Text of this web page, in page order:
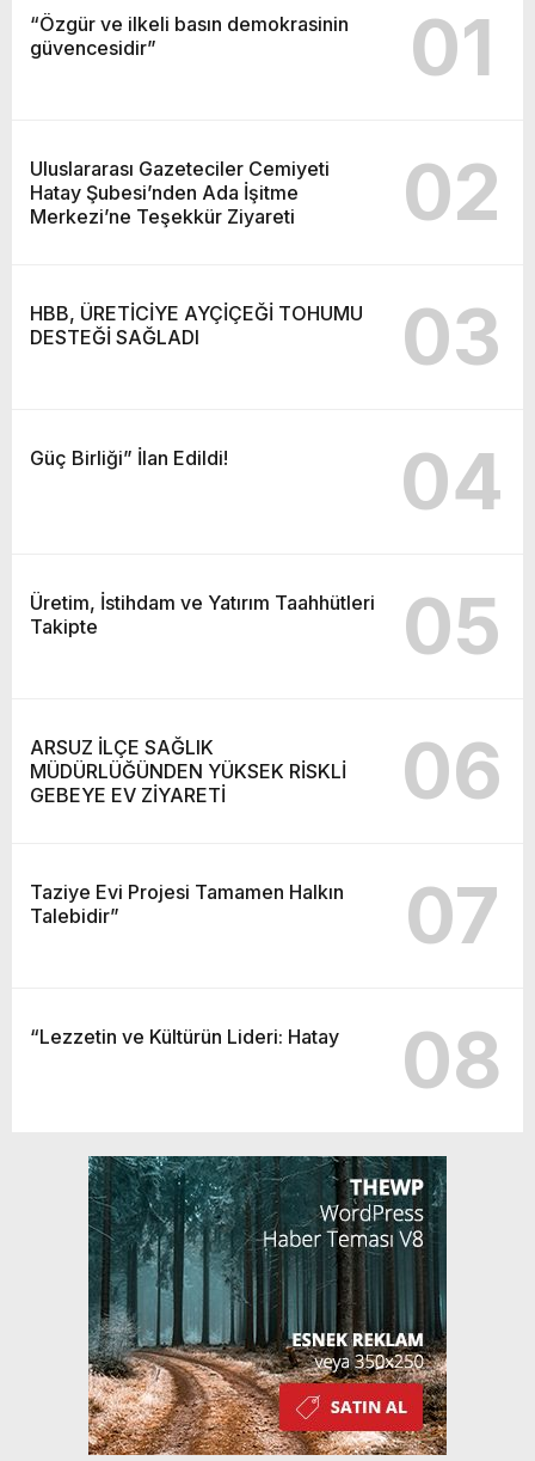
“Özgür ve ilkeli basın demokrasinin
güvencesidir”
01
Uluslararası Gazeteciler Cemiyeti
Hatay Şubesi’nden Ada İşitme
Merkezi’ne Teşekkür Ziyareti
02
HBB, ÜRETİCİYE AYÇİÇEĞİ TOHUMU
DESTEĞİ SAĞLADI
03
Güç Birliği” İlan Edildi! 04
Üretim, İstihdam ve Yatırım Taahhütleri
Takipte
05
ARSUZ İLÇE SAĞLIK
MÜDÜRLÜĞÜNDEN YÜKSEK RİSKLİ
GEBEYE EV ZİYARETİ
06
Taziye Evi Projesi Tamamen Halkın
Talebidir”
07
“Lezzetin ve Kültürün Lideri: Hatay 08